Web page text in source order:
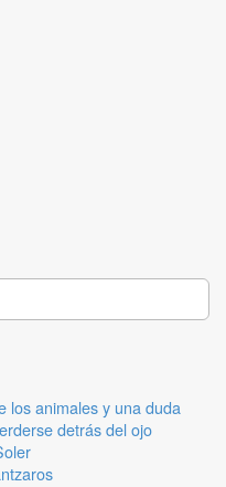
los animales y una duda
detrás del ojo